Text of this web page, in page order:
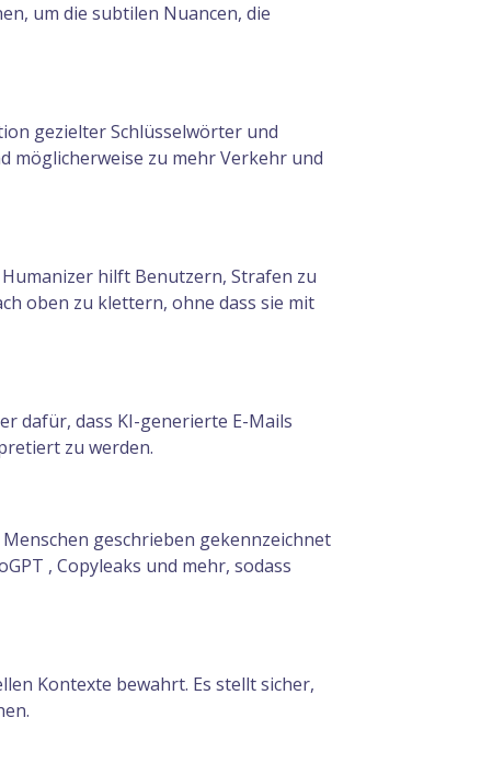
um die subtilen Nuancen, die
gezielter Schlüsselwörter und
möglicherweise zu mehr Verkehr und
hilft Benutzern, Strafen zu
oben zu klettern, ohne dass sie mit
dafür, dass KI-generierte E-Mails
zu werden.
geschrieben gekennzeichnet
, Copyleaks und mehr, sodass
Kontexte bewahrt. Es stellt sicher,